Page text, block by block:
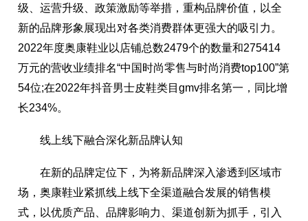
级、运营升级、政策激励等举措，重构品牌价值，以全
新的品牌形象展现出对各类消费群体更强大的吸引力。
2022年度奥康鞋业以店铺总数2479个的数量和275414
万元的营收业绩排名“中国时尚零售与时尚消费top100”第
54位;在2022年抖音男士皮鞋类目gmv排名第一，同比增
长234%。
线上线下融合深化新品牌认知
在新的品牌定位下，为将新品牌深入渗透到区域市
场，奥康鞋业紧抓线上线下全渠道融合发展的销售模
式，以优质产品、品牌影响力、渠道创新为抓手，引入